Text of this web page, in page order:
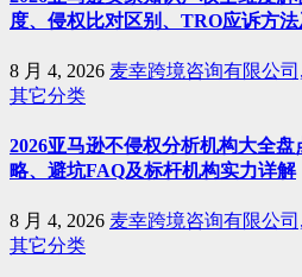
度、侵权比对区别、TRO应诉方
8 月 4, 2026 麦幸跨境咨询有限公
其它分类
2026亚马逊不侵权分析机构大全
略、避坑FAQ及标杆机构实力详解
8 月 4, 2026 麦幸跨境咨询有限公
其它分类